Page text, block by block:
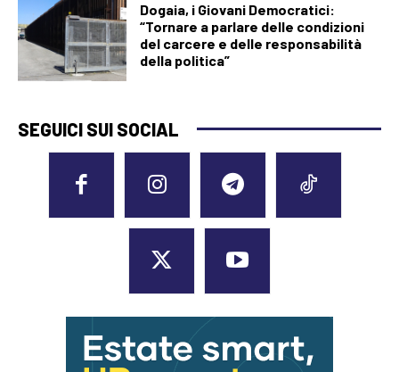
Dogaia, i Giovani Democratici:
“Tornare a parlare delle condizioni
del carcere e delle responsabilità
della politica”
SEGUICI SUI SOCIAL